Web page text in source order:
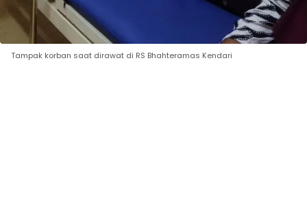
Tampak korban saat dirawat di RS Bhahteramas Kendari